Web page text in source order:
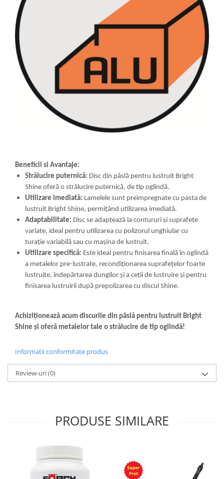
Beneficii si Avantaje:
Strălucire puternică: Disc din pâslă pentru lustruit Bright
Shine oferă o strălucire puternică, de tip oglindă.
Utilizare imediată: Lamelele sunt preimpregnate cu pasta de
lustruit Bright Shine, permițând utilizarea imediată.
Adaptabilitate: Disc se adaptează la contururi și suprafețe
variate, ideal pentru utilizarea cu polizorul unghiular cu
turație variabilă sau cu mașina de lustruit.
Utilizare specifică: Este ideal pentru finisarea finală în oglindă
a metalelor pre-lustrate, recondiționarea suprafețelor foarte
lustruite, îndepărtarea dungilor și a ceții de lustruire și pentru
finisarea lustruirii după prepolizarea cu discul Shine.
Achiziționează acum discurile din pâslă pentru lustruit Bright
Shine și oferă metalelor tale o strălucire de tip oglindă!
Informatii conformitate produs
Review-uri(0)
PRODUSE SIMILARE